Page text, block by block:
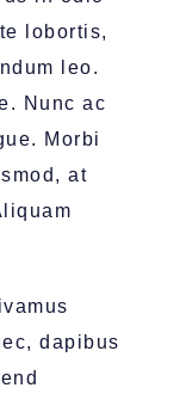
lobortis,
leo.
Nunc ac
Morbi
at
dapibus